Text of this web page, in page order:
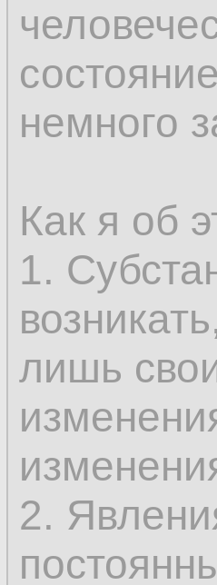
Поэтому
только у
не
так как
одного
бытию,
как
немного
Как я об
1.
лишь
2.